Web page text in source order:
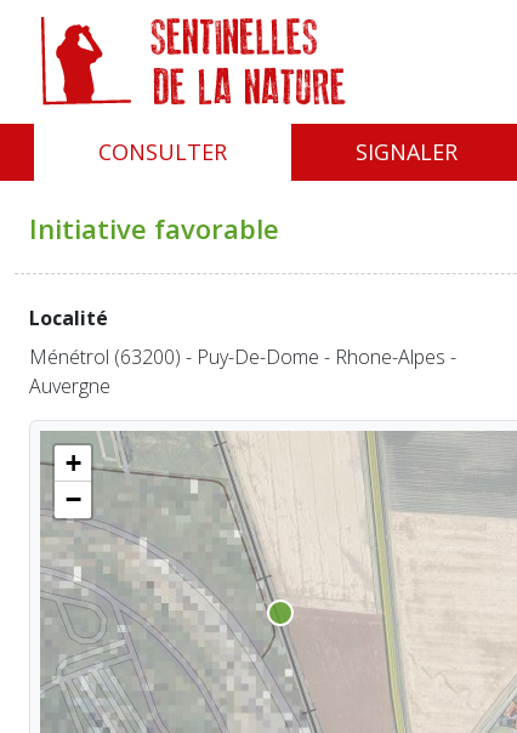
CONSULTER SIGNALER
Initiative favorable
Localité
Ménétrol (63200) - Puy-De-Dome - Rhone-Alpes -
Auvergne
+
−
Panneau de gestion des cookies